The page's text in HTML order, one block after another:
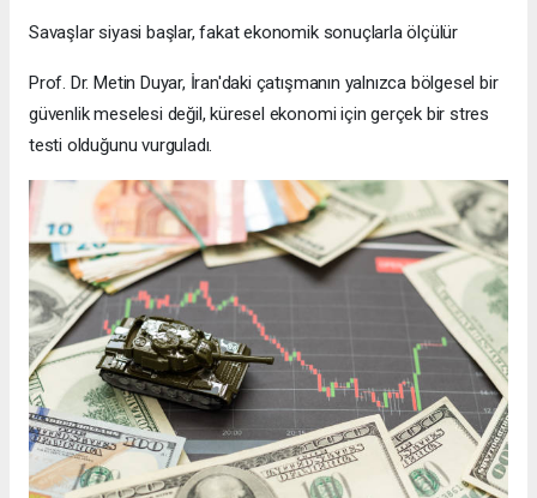
Savaşlar siyasi başlar, fakat ekonomik sonuçlarla ölçülür
Prof. Dr. Metin Duyar, İran'daki çatışmanın yalnızca bölgesel bir
güvenlik meselesi değil, küresel ekonomi için gerçek bir stres
testi olduğunu vurguladı.